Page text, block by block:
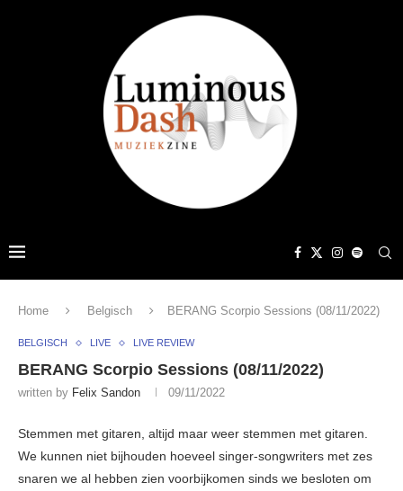
Home Belgisch BERANG Scorpio Sessions (08/11/2022)
BELGISCH LIVE LIVE REVIEW
BERANG Scorpio Sessions (08/11/2022)
written by Felix Sandon 09/11/2022
Stemmen met gitaren, altijd maar weer stemmen met gitaren.
We kunnen niet bijhouden hoeveel singer-songwriters met zes
snaren we al hebben zien voorbijkomen sinds we besloten om